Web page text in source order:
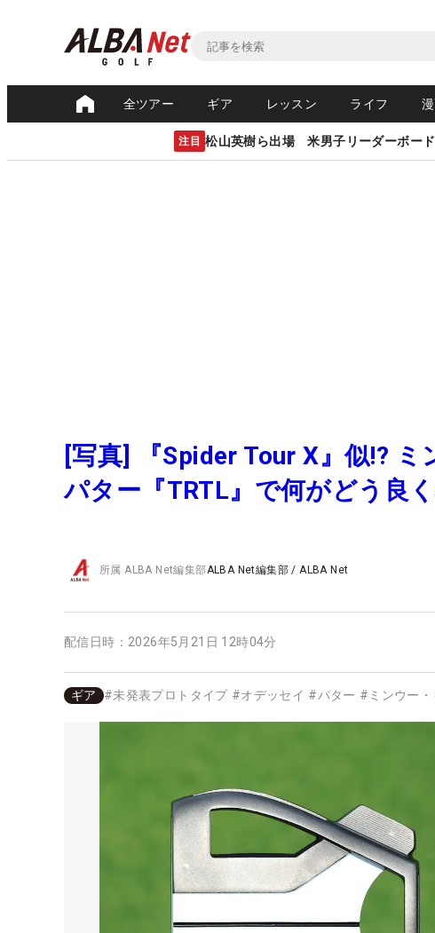
全ツアー ギア レッスン ライフ
注目 松山英樹ら出場 米男子リーダーボード
[写真] 『Spider Tour X』似!?
パター『TRTL』で何がどう良
所属ALBA Net編集部ALBA Net編集部 /ALBA Net
配信日時： 2026年5月21日 12時04分
ギア #未発表プロトタイプ #オデッセイ #パター # ミンウー